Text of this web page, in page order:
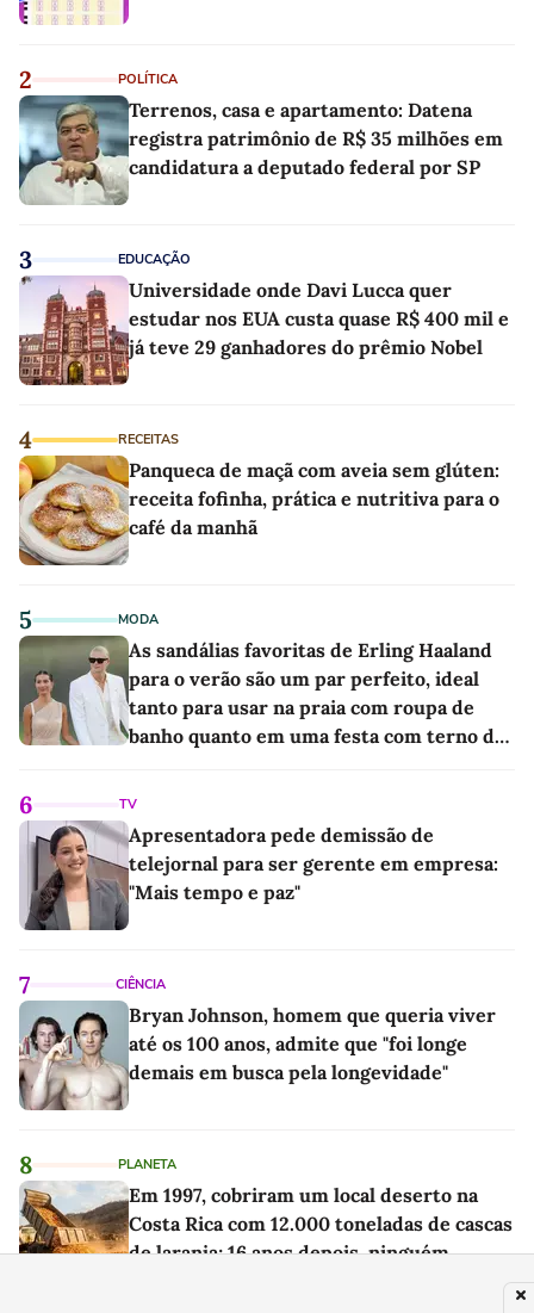
2 POLÍTICA
Terrenos, casa e apartamento: Datena
registra patrimônio de R$ 35 milhões em
candidatura a deputado federal por SP
3 EDUCAÇÃO
Universidade onde Davi Lucca quer
estudar nos EUA custa quase R$ 400 mil e
já teve 29 ganhadores do prêmio Nobel
4 RECEITAS
Panqueca de maçã com aveia sem glúten:
receita fofinha, prática e nutritiva para o
café da manhã
5 MODA
As sandálias favoritas de Erling Haaland
para o verão são um par perfeito, ideal
tanto para usar na praia com roupa de
banho quanto em uma festa com terno de
6 TV
Apresentadora pede demissão de
telejornal para ser gerente em empresa:
"Mais tempo e paz"
7 CIÊNCIA
Bryan Johnson, homem que queria viver
até os 100 anos, admite que "foi longe
demais em busca pela longevidade"
8 PLANETA
Em 1997, cobriram um local deserto na
Costa Rica com 12.000 toneladas de cascas
de laranja; 16 anos depois, ninguém